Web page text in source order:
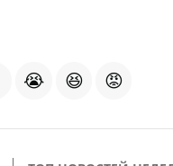
😭 😆 😡